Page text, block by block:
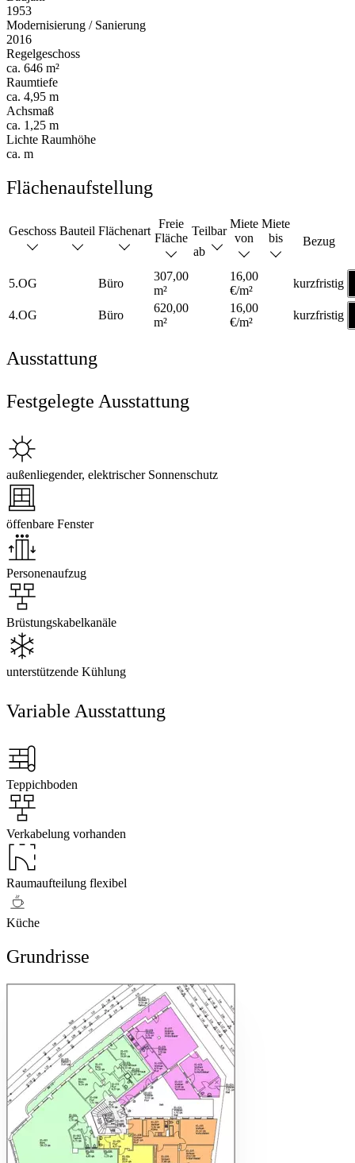
1953
Modernisierung / Sanierung
2016
Regelgeschoss
ca. 646 m²
Raumtiefe
ca. 4,95 m
Achsmaß
ca. 1,25 m
Lichte Raumhöhe
ca. m
Flächenaufstellung
Geschoss Bauteil Flächenart
Freie
Fläche
Teilbar
ab
Miete
von
Miete
bis
Bezug
5.OG Büro
307,00
m²
16,00
€/m²
kurzfristig
4.OG Büro
620,00
m²
16,00
€/m²
kurzfristig
Ausstattung
Festgelegte Ausstattung
außenliegender, elektrischer Sonnenschutz
öffenbare Fenster
Personenaufzug
Brüstungskabelkanäle
unterstützende Kühlung
Variable Ausstattung
Teppichboden
Verkabelung vorhanden
Raumaufteilung flexibel
Küche
Grundrisse